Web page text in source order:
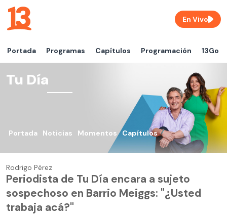
Portada Programas Capítulos Programación 13Go
En Vivo
Tu Día
Portada Noticias Momentos Capítulos
Rodrigo Pérez
Periodista de Tu Día encara a sujeto
sospechoso en Barrio Meiggs: "¿Usted
trabaja acá?"